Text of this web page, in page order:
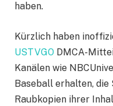
haben.
Kürzlich haben
USTVGO DMCA-
Kanälen wie
Baseball erhalten,
Raubkopien ihrer